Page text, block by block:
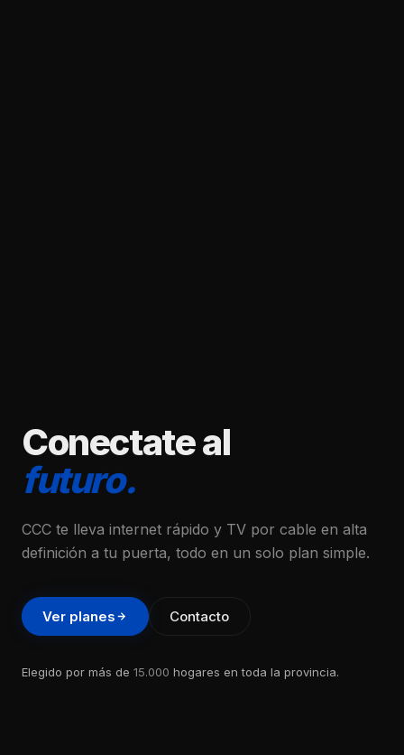
Conectate al
futuro.
CCC te lleva internet rápido y TV por cable en alta
definición a tu puerta, todo en un solo plan simple.
Ver planes Contacto
Elegido por más de 15.000 hogares en toda la provincia.